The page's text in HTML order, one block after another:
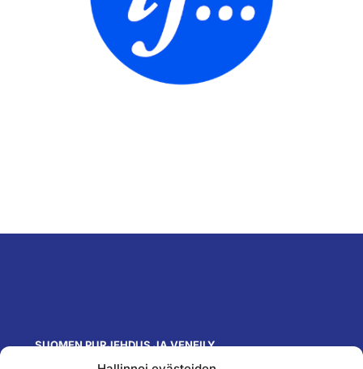
SUOMEN PURJEHDUS JA VENEILY